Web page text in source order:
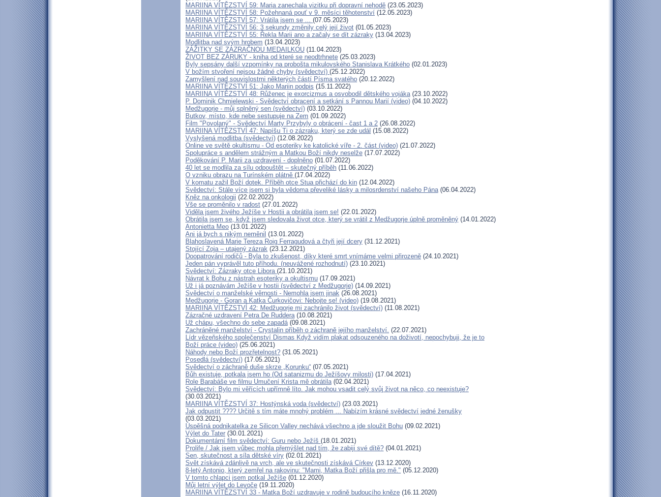
MARIINA VÍTĚZSTVÍ 59: Maria zanechala vizitku při dopravní nehodě (23.05.2023)
MARIINA VÍTĚZSTVÍ 58: Požehnaná pouť v 9. měsíci těhotenství (12.05.2023)
MARIINA VÍTĚZSTVÍ 57: Vrátila jsem se ... (07.05.2023)
MARIINA VÍTĚZSTVÍ 56: 3 sekundy změnily celý její život (01.05.2023)
MARIINA VÍTĚZSTVÍ 55: Řekla Marii ano a začaly se dít zázraky (13.04.2023)
Modlitba nad svým hrobem (13.04.2023)
ZÁŽITKY SE ZÁZRAČNOU MEDAILKOU (11.04.2023)
ŽIVOT BEZ ZÁRUKY - kniha od které se neodtrhnete (25.03.2023)
Byly sepsány další vzpomínky na probošta mikulovského Stanislava Krátkého (02.01.2023)
V božím stvoření nejsou žádné chyby (svědectví) (25.12.2022)
Zamyšlení nad souvislostmi některých částí Písma svatého (20.12.2022)
MARIINA VÍTĚZSTVÍ 51: Jako Mariin podpis (15.11.2022)
MARIINA VÍTĚZSTVÍ 48: Růženec je exorcizmus a osvobodil dětského vojáka(23.10.2022)
P. Dominik Chmielewski - Svědectví obracení a setkání s Pannou Marií (video) (04.10.2022)
Medžugorje - můj splněný sen (svědectví) (03.10.2022)
Butkov, místo, kde nebe sestupuje na Zem (01.09.2022)
Film "Povolaný" - Svědectví Marty Przybyly o obrácení - čast 1 a 2 (26.08.2022)
MARIINA VÍTĚZSTVÍ 47: Napíšu Ti o zázraku, který se zde udál (15.08.2022)
Vyslyšená modlitba (svědectví) (12.08.2022)
Online ve světě okultismu - Od esoteriky ke katolické víře - 2. část (video) (21.07.2022)
Spolupráce s andělem strážným a Matkou Boží nikdy neselže (17.07.2022)
Poděkování P. Marii za uzdravení - doplněno (01.07.2022)
40 let se modlila za sílu odpouštět – skutečný příběh (11.06.2022)
O vzniku obrazu na Turínském plátně (17.04.2022)
V komatu zažil Boží dotek. Příběh otce Stua přichází do kin (12.04.2022)
Svědectví: Stále více jsem si byla vědoma převeliké lásky a milosrdenství našeho Pána(06.04.2022)
Kněz na onkologii (22.02.2022)
Vše se proměnilo v radost (27.01.2022)
Viděla jsem živého Ježíše v Hostii a obrátila jsem se! (22.01.2022)
Obrátila jsem se, když jsem sledovala život otce, který se vrátil z Medžugorje úplně proměněný (14.01.2022)
Antonietta Meo (13.01.2022)
Ani já bych s nikým neměnil (13.01.2022)
Blahoslavená Marie Tereza Roig Ferragudová a čtyři její dcery (31.12.2021)
Stojící Zoja – utajený zázrak (23.12.2021)
Doopatrování rodičů - Byla to zkušenost, díky které smrt vnímáme velmi přirozeně (24.10.2021)
Jeden pán vyprávěl tuto příhodu. (neuvážené rozhodnutí) (23.10.2021)
Svědectví: Zázraky otce Libora (21.10.2021)
Návrat k Bohu z nástrah esoteriky a okultismu (17.09.2021)
Už i já poznávám Ježíše v hostii (svědectví z Medžugorje) (14.09.2021)
Svědectví o manželské věrnosti - Nemohla jsem jinak (26.08.2021)
Medžugorje - Goran a Katka Čurkovičovi: Nebojte se! (video) (19.08.2021)
MARIINA VÍTĚZSTVÍ 42: Medžugorje mi zachránilo život (svědectví) (11.08.2021)
Zázračné uzdravení Petra De Ruddera(10.08.2021)
Už chápu, všechno do sebe zapadá(09.08.2021)
Zachráněné manželství - Crystalin příběh o záchraně jejího manželství. (22.07.2021)
Lídr vězeňského společenství Dismas Když vidím plakat odsouzeného na doživotí, nepochybuji, že je to
Boží práce (video) (25.06.2021)
Náhody nebo Boží prozřetelnost? (31.05.2021)
Posedlá (svědectví) (17.05.2021)
Svědectví o záchraně duše skrze „Korunku“ (07.05.2021)
Bůh existuje, potkala jsem ho (Od satanizmu do Ježíšovy milosti) (17.04.2021)
Role Barabáše ve filmu Umučení Krista mě obrátila(02.04.2021)
Svědectví: Bylo mi věřících upřímně líto. Jak mohou vsadit celý svůj život na něco, co neexistuje?
(30.03.2021)
MARIINA VÍTĚZSTVÍ 37: Hostýnská voda (svědectví) (23.03.2021)
Jak odpustit ???? Určitě s tím máte mnohý problém ... Nabízím krásné svědectví jedné ženušky
(03.03.2021)
Úspěšná podnikatelka ze Silicon Valley nechává všechno a jde sloužit Bohu (09.02.2021)
Výlet do Tater (30.01.2021)
Dokumentární film svědectví: Guru nebo Ježíš (18.01.2021)
Prolife / Jak jsem vůbec mohla přemýšlet nad tím, že zabiji své dítě? (04.01.2021)
Sen, skutečnost a síla dětské víry (02.01.2021)
Svět získává zdánlivě na vrch, ale ve skutečnosti získává Církev (13.12.2020)
8-letý Antonio, který zemřel na rakovinu: "Mami, Matka Boží přišla pro mě." (05.12.2020)
V tomto chlapci jsem potkal Ježíše (01.12.2020)
Můj letní výlet do Levoče (19.11.2020)
MARIINA VÍTĚZSTVÍ 33 - Matka Boží uzdravuje v rodině budoucího kněze (16.11.2020)